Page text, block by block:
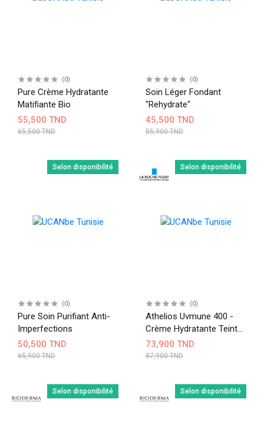
(0)
Pure Crème Hydratante
Matifiante Bio
55,500 TND
65,500 TND
(0)
Soin Léger Fondant
"Rehydrate"
45,500 TND
55,900 TND
Selon disponibilité
(0)
Pure Soin Purifiant Anti-
Imperfections
50,500 TND
65,900 TND
Selon disponibilité
(0)
Athelios Uvmune 400 -
Crème Hydratante Teinte
SPF50+ - 50ml
73,900 TND
87,900 TND
Selon disponibilité Selon disponibilité